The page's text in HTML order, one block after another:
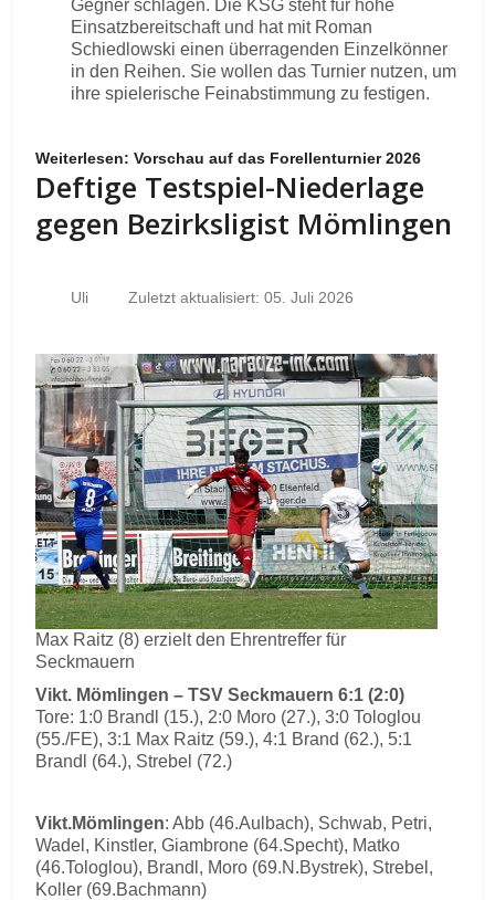
Gegner schlagen. Die KSG steht für hohe
Einsatzbereitschaft und hat mit Roman
Schiedlowski einen überragenden Einzelkönner
in den Reihen. Sie wollen das Turnier nutzen, um
ihre spielerische Feinabstimmung zu festigen.
Weiterlesen: Vorschau auf das Forellenturnier 2026
Deftige Testspiel-Niederlage
gegen Bezirksligist Mömlingen
Uli Zuletzt aktualisiert: 05. Juli 2026
Max Raitz (8) erzielt den Ehrentreffer für
Seckmauern
Vikt. Mömlingen – TSV Seckmauern 6:1 (2:0)
Tore: 1:0 Brandl (15.), 2:0 Moro (27.), 3:0 Tologlou
(55./FE), 3:1 Max Raitz (59.), 4:1 Brand (62.), 5:1
Brandl (64.), Strebel (72.)
Vikt.Mömlingen: Abb (46.Aulbach), Schwab, Petri,
Wadel, Kinstler, Giambrone (64.Specht), Matko
(46.Tologlou), Brandl, Moro (69.N.Bystrek), Strebel,
Koller (69.Bachmann)